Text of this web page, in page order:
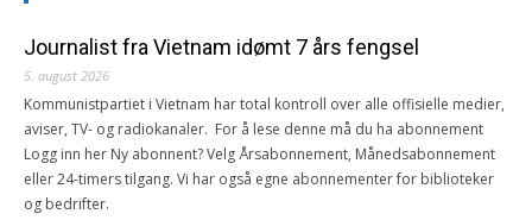
Journalist fra Vietnam idømt 7 års fengsel
5. august 2026
Kommunistpartiet i Vietnam har total kontroll over alle offisielle medier,
aviser, TV- og radiokanaler. For å lese denne må du ha abonnement
Logg inn her Ny abonnent? Velg Årsabonnement, Månedsabonnement
eller 24-timers tilgang. Vi har også egne abonnementer for biblioteker
og bedrifter.